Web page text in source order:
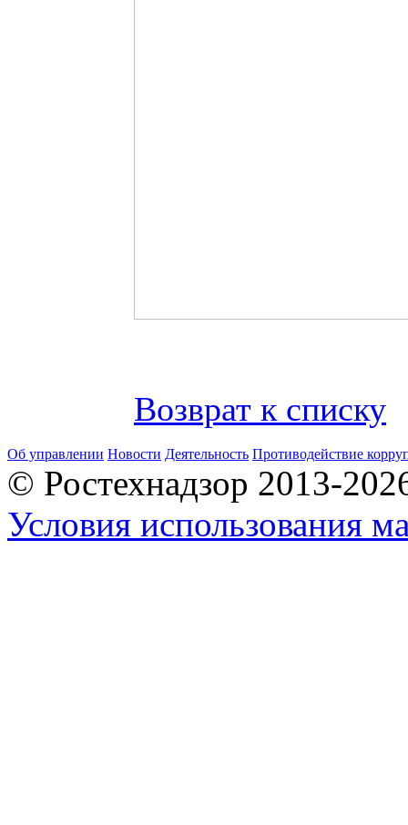
Возврат к списку
Об управлении Новости Деятельность Противодействие
© Ростехнадзор 2013-
Условия использования